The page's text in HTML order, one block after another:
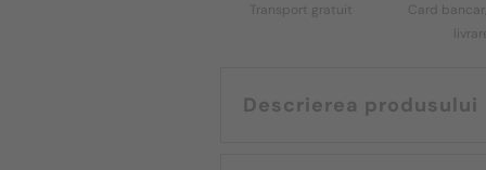
Transport gratuit
Card
Descrierea produsului